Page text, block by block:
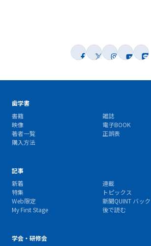
歯学書
書籍
雑誌
映像
電子BOOK
著者一覧
正誤表
購入方法
記事
新着
連載
特集
トピックス
Web限定
新聞QUINT バッ
My First Stage
後で読む
学会・研修会